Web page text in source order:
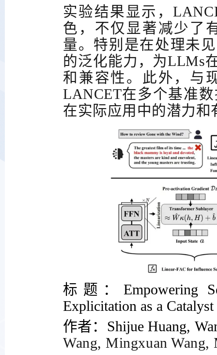
实验结果显示，
色，不仅显著减少了
量。特别是在处理未
的泛化能力，为LLMs
和兼容性。此外，与
LANCET在多个基准
在实际应用中的潜力和
标题： Empowering
Explicitation as a Catalyst
作者： Shijue Huang,
Wang, Mingxuan Wang,